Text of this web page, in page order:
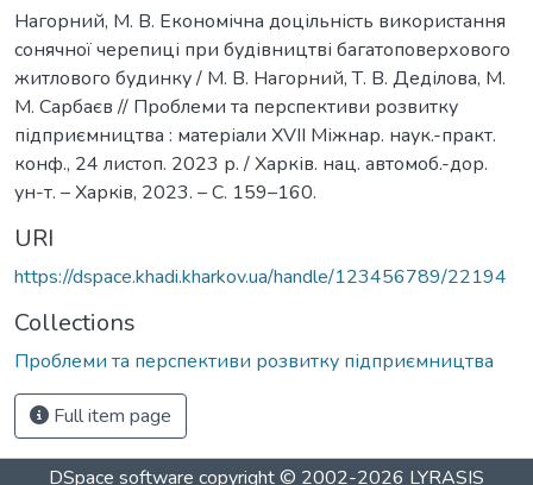
Нагорний, М. В. Економічна доцільність використання
сонячної черепиці при будівництві багатоповерхового
житлового будинку / М. В. Нагорний, Т. В. Деділова, М.
М. Сарбаєв // Проблеми та перспективи розвитку
підприємництва : матеріали ХVІI Міжнар. наук.-практ.
конф., 24 листоп. 2023 р. / Харків. нац. автомоб.-дор.
ун-т. – Харкiв, 2023. – С. 159–160.
URI
https://dspace.khadi.kharkov.ua/handle/123456789/22194
Collections
Проблеми та перспективи розвитку підприємництва
Full item page
DSpace software copyright © 2002-2026 LYRASIS